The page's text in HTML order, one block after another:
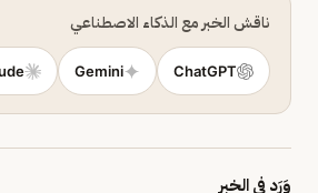
ناقش الخبر مع الذكاء الاصطناعي
ChatGPT
Gemini
وَرَد في الخبر